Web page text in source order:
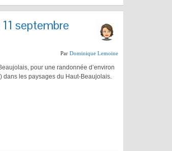
septembre
Par Dominique Lemoine
pour une randonnée d’environ
dans les paysages du Haut-Beaujolais.